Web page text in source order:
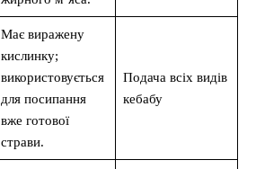
Має виражену
кислинку;
використовується
для посипання
вже готової
страви.
Подача всіх видів
кебабу